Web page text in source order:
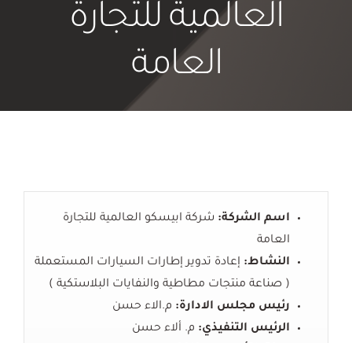
العالمية للتجارة
العامة
اسم الشركة: شركة ابيسكو العالمية للتجارة
العامة
النشاط: إعادة تدوير إطارات السيارات المستعملة
( صناعة منتجات مطاطية والنفايات البلاستكية)
رئيس مجلس الادارة: م.الاء حسن
الرئيس التنفيذي: م. ألاء حسن